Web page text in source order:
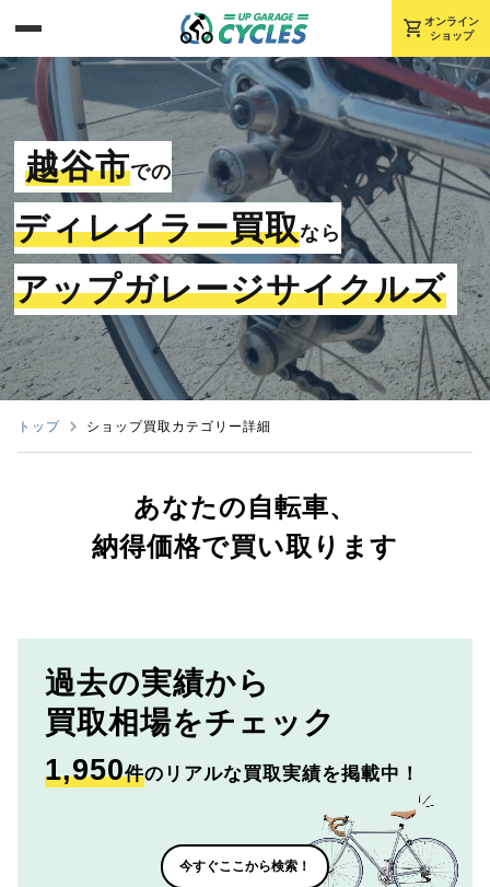
shopping_cart オンライン
ショップ
越谷市での
ディレイラー買取なら
アップガレージサイクルズ
トップ ショップ買取カテゴリー詳細
あなたの自転車、
納得価格で買い取ります
過去の実績から
買取相場をチェック
1,950件のリアルな買取実績を掲載中！
今すぐここから検索！